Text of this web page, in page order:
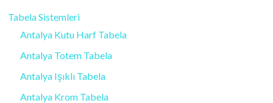
Tabela Sistemleri
Antalya Kutu Harf Tabela
Antalya Totem Tabela
Antalya Işıklı Tabela
Antalya Krom Tabela